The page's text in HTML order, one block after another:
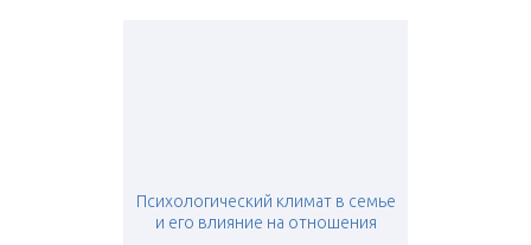
Психологический климат в семье
и его влияние на отношения